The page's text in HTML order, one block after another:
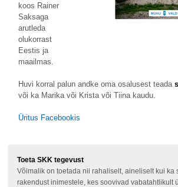
koos Rainer
Saksaga
arutleda
olukorrast
Eestis ja
maailmas.
Huvi korral palun andke oma osalusest teada
või ka Marika või Krista või Tiina kaudu.
Üritus Facebookis
Toeta SKK tegevust
Võimalik on toetada nii rahaliselt, aineliselt kui ka
rakendust inimestele, kes soovivad vabatahtlikult